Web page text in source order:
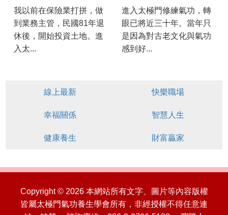
我以前在保險業打拼，做
到業務主管，民國81年退
休後，開始投資土地。進
入太...
進入太極門修練氣功，轉
眼已將近三十年。當年只
是因為對古老文化與氣功
感到好...
線上最新 快樂職場
幸福關係 智慧人生
健康養生 財富贏家
Copyright © 2026 本網站所有文字、圖片等內容版權
皆屬太極門氣功養生學會所有，非經授權不得任意連